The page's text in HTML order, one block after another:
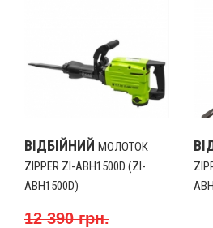
ВІДБІЙНИЙ МОЛОТОК
ZIPPER ZI-ABH1500D (ZI-
ABH1500D)
12 390 грн.